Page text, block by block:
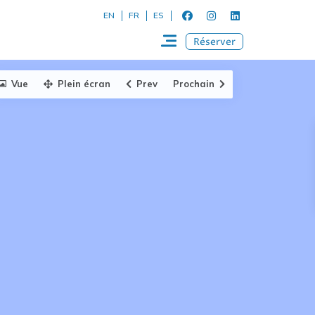
EN FR ES
Réserver
Vue Plein écran Prev Prochain